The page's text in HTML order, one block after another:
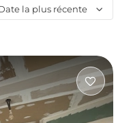
la plus récente